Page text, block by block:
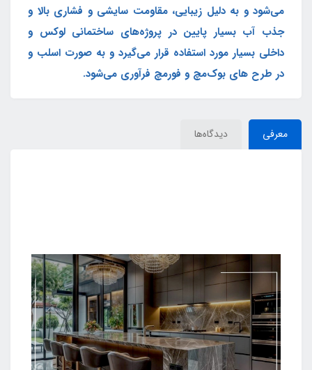
می‌شود و به دلیل زیبایی، مقاومت سایشی و فشاری بالا و
جذب آب بسیار پایین در پروژه‌های ساختمانی لوکس و
داخلی بسیار مورد استفاده قرار می‌گیرد و به صورت اسلب و
در طرح های بوک‌مچ و فورمچ فرآوری می‌شود.
معرفی دیدگاه‌ها